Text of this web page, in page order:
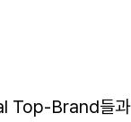
Top-Brand들과